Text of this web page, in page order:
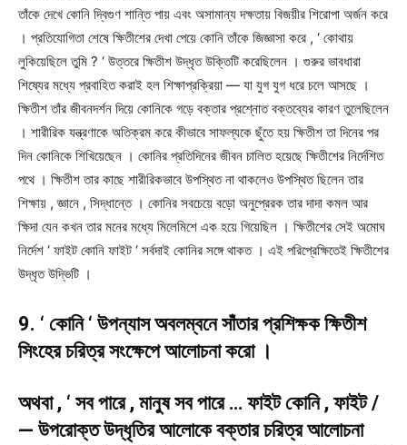
তাঁকে দেখে কোনি দ্বিগুণ শান্তি পায় এবং অসামান্য দক্ষতায় বিজয়ীর শিরোপা অর্জন করে
। প্রতিযোগিতা শেষে ক্ষিতীশের দেখা পেয়ে কোনি তাঁকে জিজ্ঞাসা করে , ‘ কোথায়
লুকিয়েছিলে তুমি ? ‘ উত্তরে ক্ষিতীশ উদ্ধৃত উক্তিটি করেছিলেন । গুরুর ভাবধারা
শিষ্যের মধ্যে প্রবাহিত করাই হল শিক্ষাপ্রক্রিয়া — যা যুগ যুগ ধরে চলে আসছে ।
ক্ষিতীশ তাঁর জীবনদর্শন দিয়ে কোনিকে গড়ে বক্তার প্রশ্নোত বক্তব্যের কারণ তুলেছিলেন
। শারীরিক যন্ত্রণাকে অতিক্রম করে কীভাবে সাফল্যকে ছুঁতে হয় ক্ষিতীশ তা দিনের পর
দিন কোনিকে শিখিয়েছেন । কোনির প্রতিদিনের জীবন চালিত হয়েছে ক্ষিতীশের নির্দেশিত
পথে । ক্ষিতীশ তার কাছে শারীরিকভাবে উপস্থিত না থাকলেও উপস্থিত ছিলেন তার
শিক্ষায় , জ্ঞানে , সিদ্ধান্তে । কোনির সবচেয়ে বড়ো অনুপ্রেরক তার দাদা কমল আর
ক্ষিদা যেন কখন তার মনের মধ্যে মিলেমিশে এক হয়ে গিয়েছিল । ক্ষিতীশের সেই অমোঘ
নির্দেশ ‘ ফাইট কোনি ফাইট ‘ সর্বদাই কোনির সঙ্গে থাকত । এই পরিপ্রেক্ষিতেই ক্ষিতীশের
উদ্ধৃত উদ্ভিটি ।
9. ‘ কোনি ‘ উপন্যাস অবলম্বনে সাঁতার প্রশিক্ষক ক্ষিতীশ
সিংহের চরিত্র সংক্ষেপে আলোচনা করো ।
অথবা , ‘ সব পারে , মানুষ সব পারে … ফাইট কোনি , ফাইট /
— উপরোক্ত উদ্ধৃতির আলোকে বক্তার চরিত্র আলোচনা